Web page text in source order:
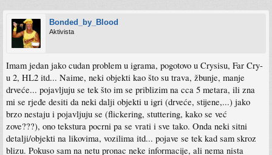
Bonded_by_Blood
Aktivista
Imam jedan jako cudan problem u igrama, pogotovo u Crysisu, Far Cry-
u 2, HL2 itd... Naime, neki objekti kao što su trava, žbunje, manje
drveće... pojavljuju se tek što im se priblizim na cca 5 metara, ili zna
mi se rjeđe desiti da neki dalji objekti u igri (drveće, stijene,...) jako
brzo nestaju i pojavljuju se (flickering, stuttering, kako se već
zove???), ono tekstura pocrni pa se vrati i sve tako. Onda neki sitni
detalji/objekti na likovima, vozilima itd... pojave se tek kad sam skroz
blizu. Pokuso sam na netu pronac neke informacije, ali nema nista